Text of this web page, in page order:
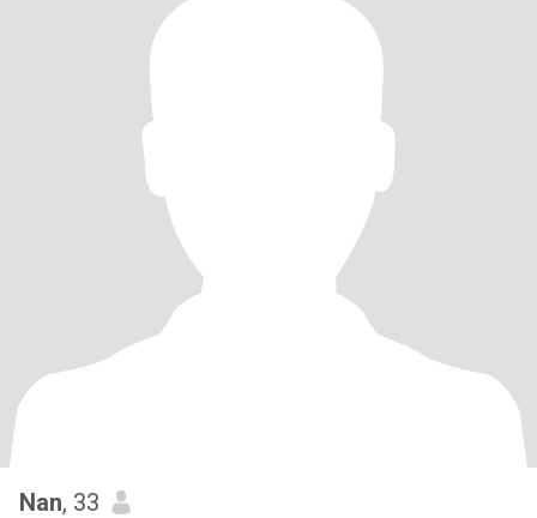
Nan, 33